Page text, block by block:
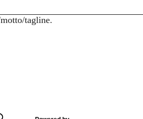
tagline.